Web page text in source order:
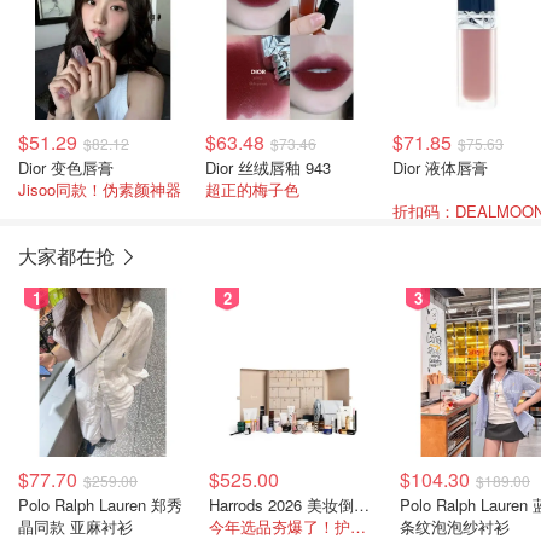
$51.29 $82.12
Dior 变色唇膏
Jisoo同款！伪素颜神器
$63.48 $73.46
Dior 丝绒唇釉 943
超正的梅子色
$71.85 $75.63
Dior 液体唇膏
大家都在抢
1
$77.70 $259.00
Polo Ralph Lauren 郑秀
晶同款 亚麻衬衫
2
$525.00
Harrods 2026 美妆倒数日历
今年选品夯爆了！护肤全线都很绝
3
$104.30 $189.00
Polo Ralph Lauren
条纹泡泡纱衬衫